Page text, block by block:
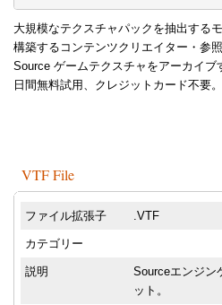
大規模なテクスチャパックを抽出する
構築するコンテンツクリエイター・参
Source ゲームテクスチャをアーカイ
日間無料試用、クレジットカード不要。
VTF File
ファイル拡張子 .VTF
カテゴリー
説明
Sourceエンジン
ット。